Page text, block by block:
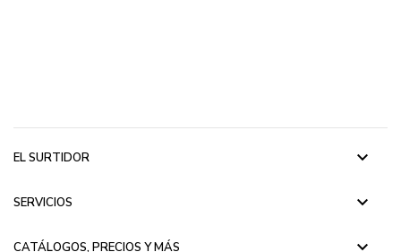
EL SURTIDOR keyboard_arrow_down
SERVICIOS keyboard_arrow_down
CATÁLOGOS, PRECIOS Y MÁS keyboard_arrow_down